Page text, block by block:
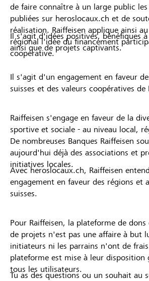
de faire connaître à un large public
publiées sur heroslocaux.ch et de
réalisation. Raiffeisen applique ainsi
régional l'idée du financement
coopérative.
Il s'agit d'idées positives, bénéfiques
ainsi que de projets captivants.
Il s'agit d'un engagement en faveur
suisses et des valeurs coopératives de
Raiffeisen s'engage en faveur de la
sportive et sociale - au niveau local,
De nombreuses Banques Raiffeisen
aujourd'hui déjà des associations et
initiatives locales.
Avec heroslocaux.ch, Raiffeisen
engagement en faveur des régions et
suisses.
Pour Raiffeisen, la plateforme de
de projets n'est pas une affaire à but
initiateurs ni les parrains n'ont de
plateforme est mise à leur disposition
tous les utilisateurs.
Tu as des questions ou un souhait au